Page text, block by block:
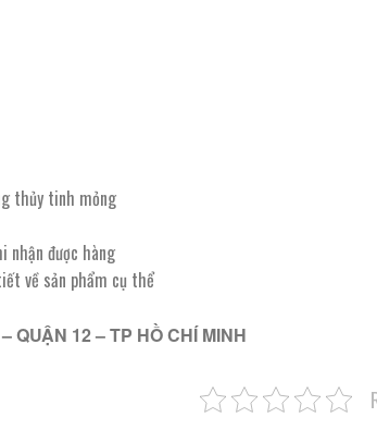
thủy tinh mỏng
nhận được hàng
về sản phẩm cụ thể
QUẬN 12 – TP HỒ CHÍ MINH